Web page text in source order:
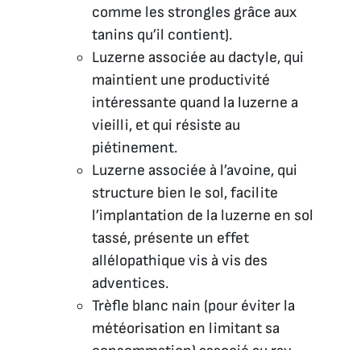
comme les strongles grâce aux
tanins qu’il contient).
Luzerne associée au dactyle, qui
maintient une productivité
intéressante quand la luzerne a
vieilli, et qui résiste au
piétinement.
Luzerne associée à l’avoine, qui
structure bien le sol, facilite
l’implantation de la luzerne en sol
tassé, présente un effet
allélopathique vis à vis des
adventices.
Trèfle blanc nain (pour éviter la
météorisation en limitant sa